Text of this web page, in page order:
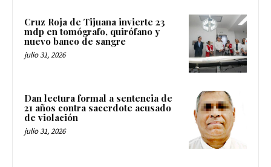
Cruz Roja de Tijuana invierte 23
mdp en tomógrafo, quirófano y
nuevo banco de sangre
julio 31, 2026
Dan lectura formal a sentencia de
21 años contra sacerdote acusado
de violación
julio 31, 2026